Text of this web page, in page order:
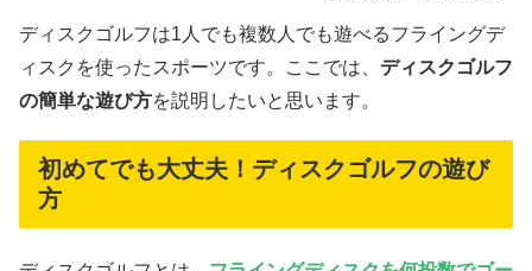
ディスクゴルフは1人でも複数人でも遊べるフライングデ
ィスクを使ったスポーツです。ここでは、 ディスクゴルフ
の簡単な遊び方を説明したいと思います。
初めてでも大丈夫！ディスクゴルフの遊び
方